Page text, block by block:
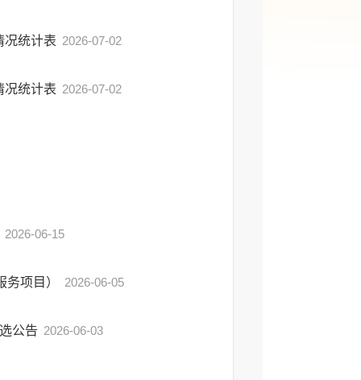
况统计表 2026-07-02
况统计表 2026-07-02
2026-06-15
务项目） 2026-06-05
公告 2026-06-03